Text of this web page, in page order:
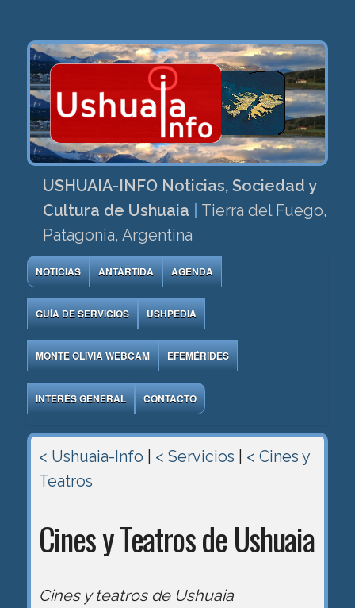
USHUAIA-INFO Noticias, Sociedad y
Cultura de Ushuaia
Tierra del Fuego,
Patagonia, Argentina
NOTICIAS ANTÁRTIDA AGENDA
GUÍA DE SERVICIOS USHPEDIA
MONTE OLIVIA WEBCAM EFEMÉRIDES
INTERÉS GENERAL CONTACTO
< Ushuaia-Info < Servicios
< Cines y
Teatros
Cines y Teatros de Ushuaia
Cines y teatros de Ushuaia